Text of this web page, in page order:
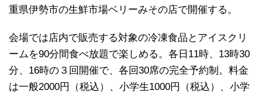
重県伊勢市の生鮮市場ベリーみその店で開催する。
会場では店内で販売する対象の冷凍食品とアイスクリ
ームを90分間食べ放題で楽しめる。各日11時、13時30
分、16時の３回開催で、各回30席の完全予約制。料金
は一般2000円（税込）、小学生1000円（税込）、小学